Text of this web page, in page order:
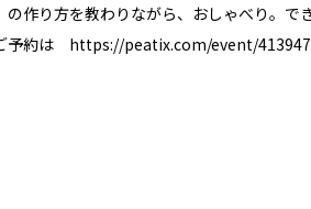
の作り方を教わりながら、おしゃべり。で
予約は https://peatix.com/event/